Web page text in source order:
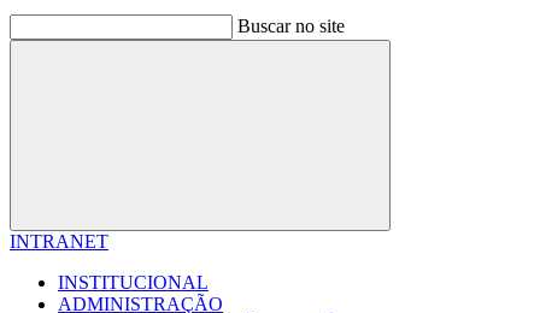
Buscar no site
Buscar
INTRANET
INSTITUCIONAL
ADMINISTRAÇÃO